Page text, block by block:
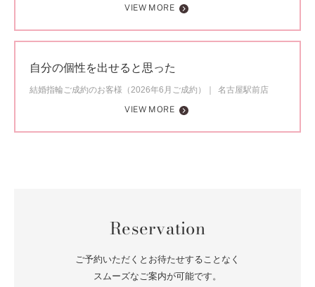
VIEW MORE
自分の個性を出せると思った
結婚指輪ご成約のお客様（2026年6月ご成約）
名古屋駅前店
VIEW MORE
Reservation
ご予約いただくとお待たせすることなく
スムーズなご案内が可能です。